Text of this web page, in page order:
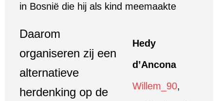
in Bosnië die hij als kind meemaakte
Hedy
d’Ancona
Willem_90
Daarom
organiseren zij een
alternatieve
herdenking op de